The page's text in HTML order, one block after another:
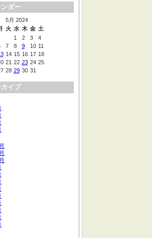
ダー
5月 2024
火 水 木 金 土
1
2 3
4
7 8 9 10 11
14 15 16 17 18
21 22 23 24 25
28 29 30 31
イブ